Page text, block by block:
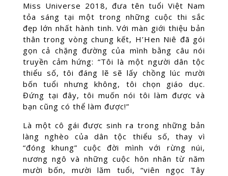
Miss Universe 2018, đưa tên tuổi Việt Nam
tỏa sáng tại một trong những cuộc thi sắc
đẹp lớn nhất hành tinh. Với màn giới thiệu bản
thân trong vòng chung kết, H’Hen Niê đã gói
gọn cả chặng đường của mình bằng câu nói
truyền cảm hứng: “Tôi là một người dân tộc
thiểu số, tôi đáng lẽ sẽ lấy chồng lúc mười
bốn tuổi nhưng không, tôi chọn giáo dục.
Đứng tại đây, tôi muốn nói tôi làm được và
bạn cũng có thể làm được!”
Là một cô gái được sinh ra trong những bản
làng nghèo của dân tộc thiểu số, thay vì
“đóng khung” cuộc đời mình với rừng núi,
nương ngô và những cuộc hôn nhân từ năm
mười bốn, mười lăm tuổi, “viên ngọc Tây